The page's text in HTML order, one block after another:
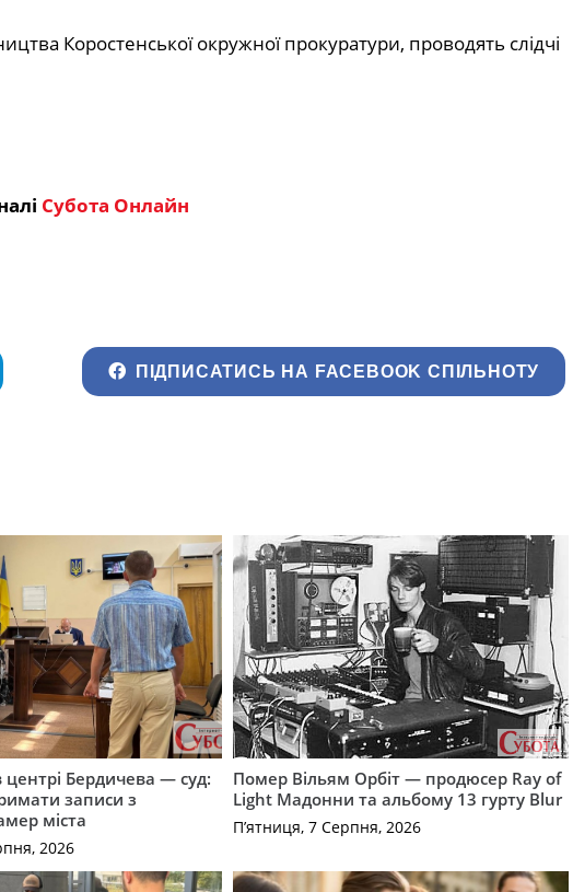
Коростенської окружної прокуратури, проводять слідчі
Субота Онлайн
ПІДПИСАТИСЬ НА FACEBOOK СПІЛЬНОТУ
центрі Бердичева — суд:
записи з
міста
2026
Помер Вільям Орбіт — продюсер Ray of
Light Мадонни та альбому 13 гурту Blur
П’ятниця, 7 Серпня, 2026